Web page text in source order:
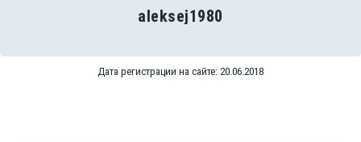
aleksej1980
Дата регистрации на сайте: 20.06.2018